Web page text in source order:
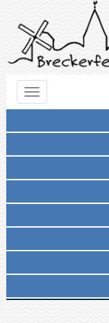
Toggle
navigation